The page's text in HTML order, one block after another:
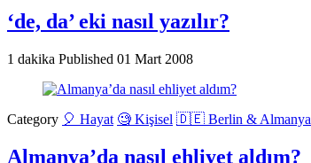
‘de, da’ eki nasıl yazılır?
1 dakika Published 01 Mart 2008
Category 🎈 Hayat 🧐 Kişisel 🇩🇪 Berlin & Almanya
Almanya’da nasıl ehliyet aldım?